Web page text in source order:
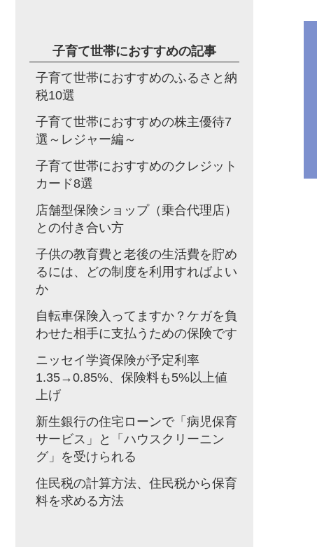
子育て世帯におすすめの記事
子育て世帯におすすめのふるさと納
税10選
子育て世帯におすすめの株主優待7
選～レジャー編～
子育て世帯におすすめのクレジット
カード8選
店舗型保険ショップ（乗合代理店）
との付き合い方
子供の教育費と老後の生活費を貯め
るには、どの制度を利用すればよい
か
自転車保険入ってますか？ケガを負
わせた相手に支払うための保険です
ニッセイ学資保険が予定利率
1.35→0.85%、保険料も5%以上値
上げ
新生銀行の住宅ローンで「病児保育
サービス」と「ハウスクリーニン
グ」を受けられる
住民税の計算方法、住民税から保育
料を求める方法